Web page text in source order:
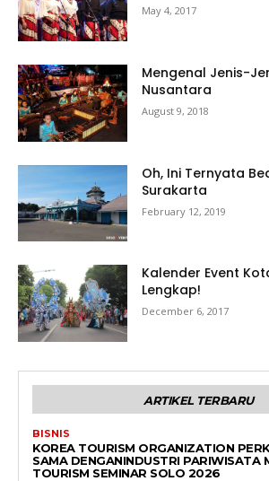
May 4, 2017
Mengenal Jenis-
Nusantara
August 9, 2018
Oh, Ini Ternyata
Surakarta
February 12, 2019
Kalender Event
Lengkap!
December 6, 2017
ARTIKEL TERBARU
BISNIS
KOREA TOURISM ORGANIZATION
SAMA DENGANINDUSTRI PARIWISATA
TOURISM SEMINAR SOLO 2026